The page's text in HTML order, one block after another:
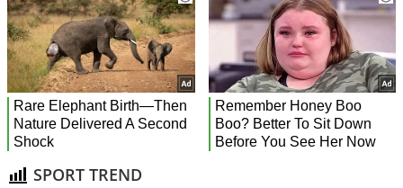
SPORT TREND